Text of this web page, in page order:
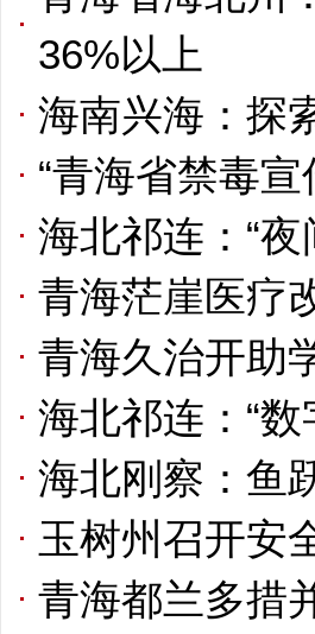
36%以上
海南兴海：探
“青海省禁毒
海北祁连：“
青海茫崖医疗
青海久治开助
海北祁连：“
海北刚察：鱼
玉树州召开安
青海都兰多措